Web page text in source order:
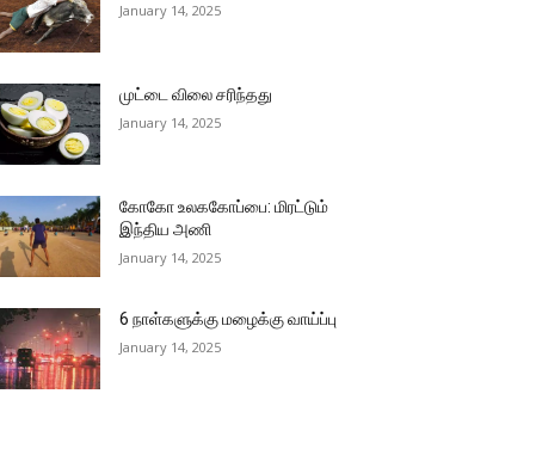
January 14, 2025
முட்டை விலை சரிந்தது
January 14, 2025
கோகோ உலககோப்பை: மிரட்டும்
இந்திய அணி
January 14, 2025
6 நாள்களுக்கு மழைக்கு வாய்ப்பு
January 14, 2025